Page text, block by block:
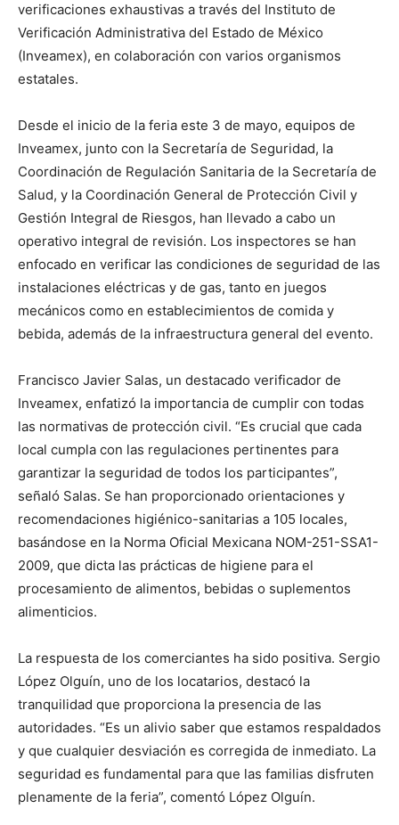
verificaciones exhaustivas a través del Instituto de
Verificación Administrativa del Estado de México
(Inveamex), en colaboración con varios organismos
estatales.
Desde el inicio de la feria este 3 de mayo, equipos de
Inveamex, junto con la Secretaría de Seguridad, la
Coordinación de Regulación Sanitaria de la Secretaría de
Salud, y la Coordinación General de Protección Civil y
Gestión Integral de Riesgos, han llevado a cabo un
operativo integral de revisión. Los inspectores se han
enfocado en verificar las condiciones de seguridad de las
instalaciones eléctricas y de gas, tanto en juegos
mecánicos como en establecimientos de comida y
bebida, además de la infraestructura general del evento.
Francisco Javier Salas, un destacado verificador de
Inveamex, enfatizó la importancia de cumplir con todas
las normativas de protección civil. “Es crucial que cada
local cumpla con las regulaciones pertinentes para
garantizar la seguridad de todos los participantes”,
señaló Salas. Se han proporcionado orientaciones y
recomendaciones higiénico-sanitarias a 105 locales,
basándose en la Norma Oficial Mexicana NOM-251-SSA1-
2009, que dicta las prácticas de higiene para el
procesamiento de alimentos, bebidas o suplementos
alimenticios.
La respuesta de los comerciantes ha sido positiva. Sergio
López Olguín, uno de los locatarios, destacó la
tranquilidad que proporciona la presencia de las
autoridades. “Es un alivio saber que estamos respaldados
y que cualquier desviación es corregida de inmediato. La
seguridad es fundamental para que las familias disfruten
plenamente de la feria”, comentó López Olguín.